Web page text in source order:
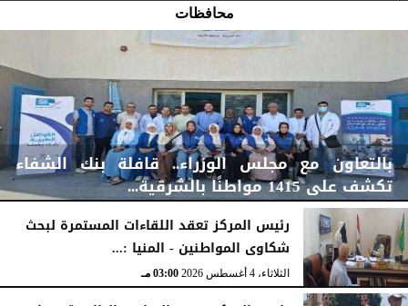
محافظات
بالتعاون مع مجلس الوزراء.. قافلة بنك الشفاء
تكشف على 1415 مواطنًا بالشرقية...
الخميس، 6 أغسطس 2026 04:59 مـ
رئيس المركز تعقد اللقاءات المستمرة لبحث
شكاوى المواطنين - المنيا :...
الثلاثاء، 4 أغسطس 2026 03:00 مـ